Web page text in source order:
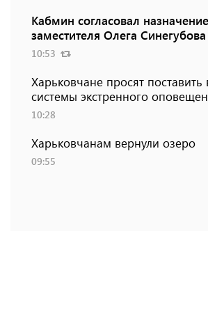
Кабмин согласовал
заместителя Олега Синегубова
10:53
Харьковчане просят поставить
системы экстренного
10:28
Харьковчанам вернули озеро
09:55